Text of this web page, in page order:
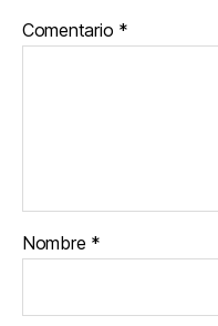
Comentario *
Nombre *